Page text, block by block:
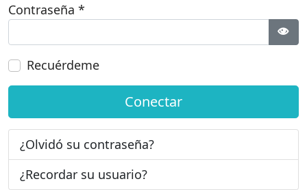
Contraseña *
Recuérdeme
Conectar
¿Olvidó su contraseña?
¿Recordar su usuario?